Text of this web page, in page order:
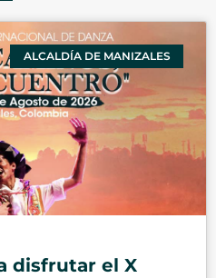
ALCALDÍA DE MANIZALES
disfrutar el X